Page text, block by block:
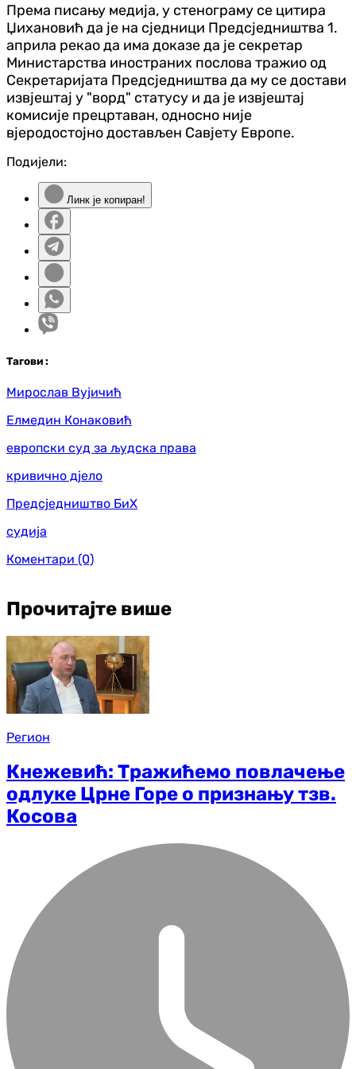
Према писању медија, у стенограму се цитира
Џихановић да је на сједници Предсједништва 1.
априла рекао да има доказе да је секретар
Министарства иностраних послова тражио од
Секретаријата Предсједништва да му се достави
извјештај у "ворд" статусу и да је извјештај
комисије прецртаван, односно није
вјеродостојно достављен Савјету Европе.
Подијели:
Линк је копиран!
Тагови :
Мирослав Вујичић
Елмедин Конаковић
европски суд за људска права
кривично дјело
Предсједништво БиХ
судија
Коментари (0)
Прочитајте више
Регион
Кнежевић: Тражићемо повлачење
одлуке Црне Горе о признању тзв.
Косова